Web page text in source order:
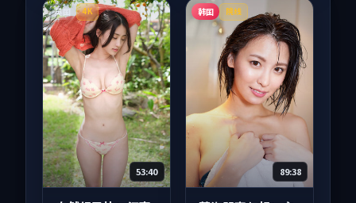
英国 4K
53:40
韩国 院线
89:38